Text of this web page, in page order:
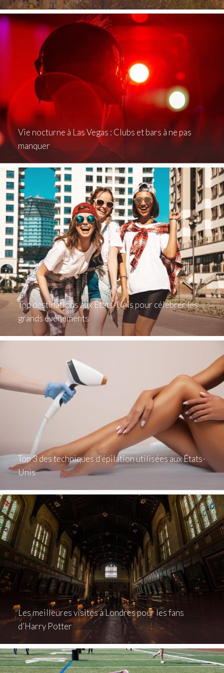
Vie nocturne à Las Vegas : Clubs et bars à ne pas
manquer
Top destinations aux États-Unis pour célébrer les
grands événements
Top 3 des techniques d’épilation utilisées aux États-
Unis
Les meilleures visites à Londres pour les fans
d’Harry Potter